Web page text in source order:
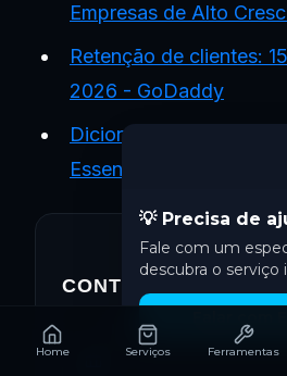
Empresas de Alto
Retenção de clientes:
2026 - GoDaddy
Dicionário CX 2026: Os
Essenciais Explicados -
CONTEÚDO
Inbound Marketing
💡 Precisa de
Fale com um
descubra o serviço
negócio.
Home Serviços Ferramentas